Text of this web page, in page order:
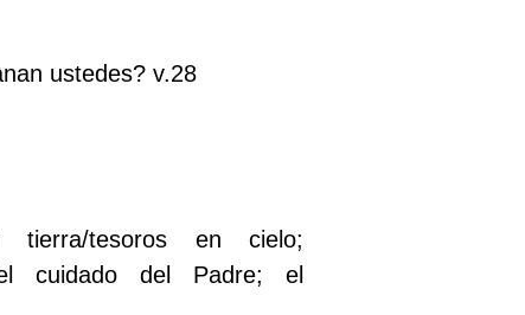
ustedes? v.28
tesoros en cielo;
el cuidado del Padre; el